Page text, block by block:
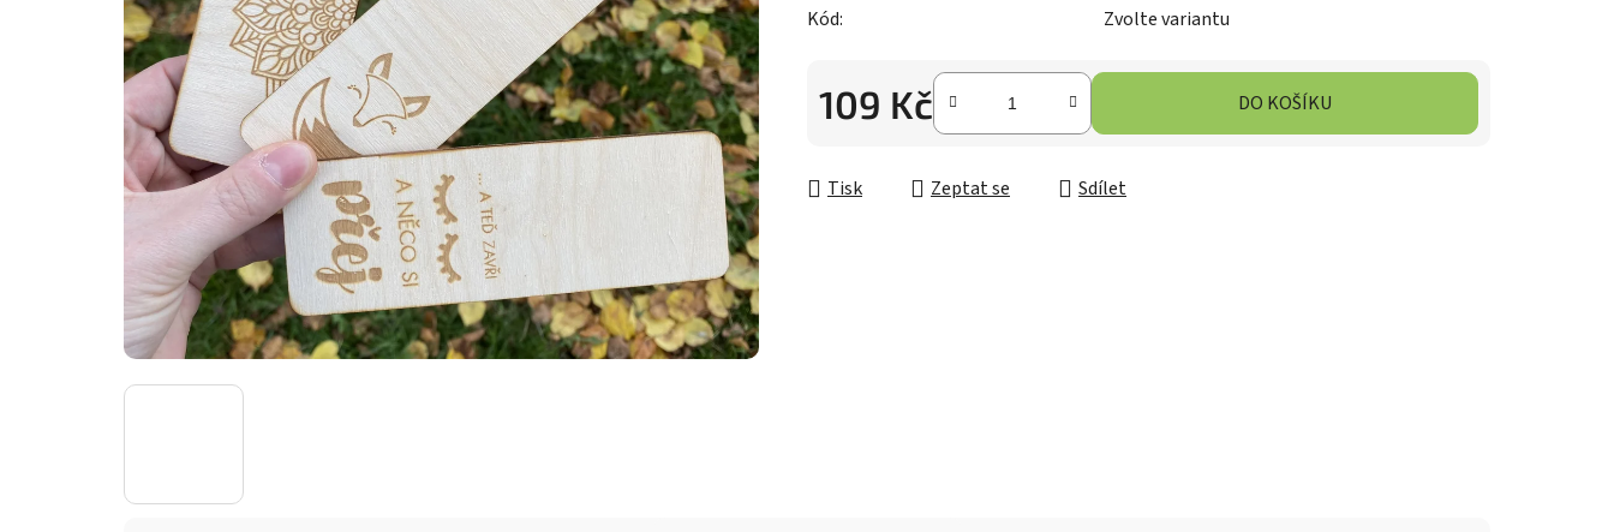
hvězdiček.
Kód:
Zvolte variantu
109 Kč DO KOŠÍKU
Tisk Zeptat se Sdílet